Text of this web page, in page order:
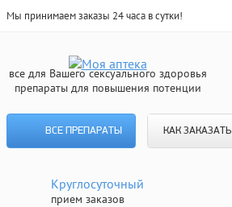
Мы принимаем заказы 24 часа в сутки!
все для Вашего сексуального здоровья
препараты для повышения потенции
ВСЕ ПРЕПАРАТЫ КАК ЗАКАЗАТЬ
Круглосуточный
прием заказов